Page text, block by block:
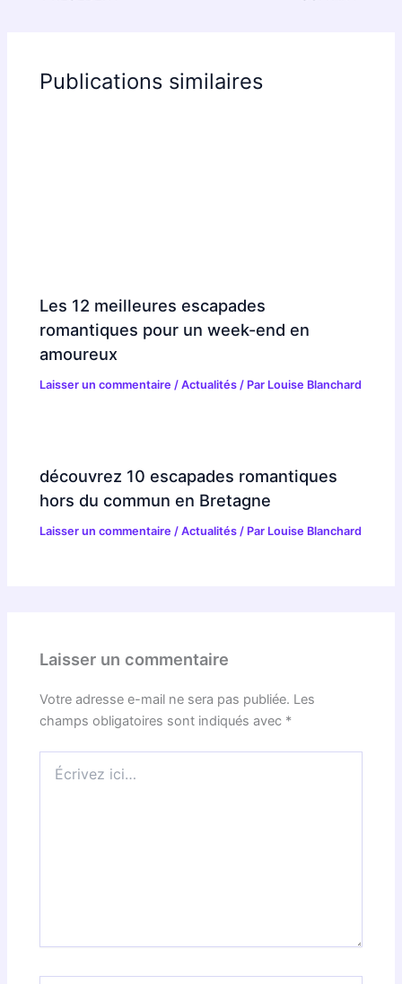
Publications similaires
Les 12 meilleures escapades
romantiques pour un week-end en
amoureux
Laisser un commentaire /Actualités / Par Louise Blanchard
découvrez 10 escapades romantiques
hors du commun en Bretagne
Laisser un commentaire /Actualités / Par Louise Blanchard
Laisser un commentaire
Votre adresse e-mail ne sera pas publiée. Les
champs obligatoires sont indiqués avec *
ici…